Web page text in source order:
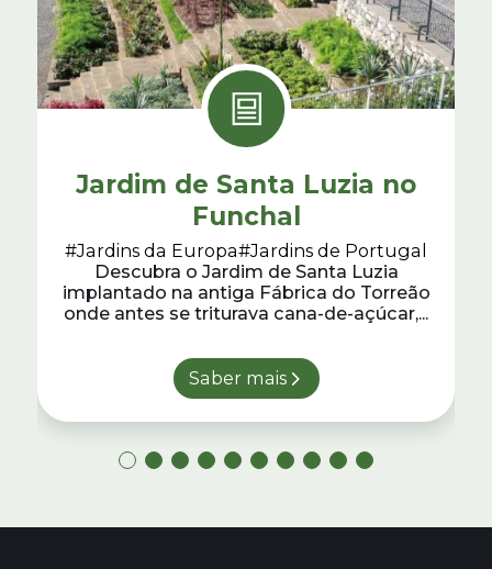
Jardim de Santa Luzia no
Funchal
#Jardins da Europa#Jardins de Portugal
Descubra o Jardim de Santa Luzia
implantado na antiga Fábrica do Torreão
onde antes se triturava cana-de-açúcar,...
Saber mais